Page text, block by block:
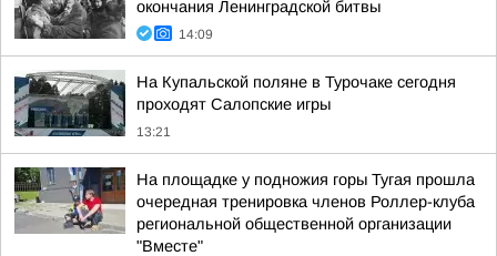
окончания Ленинградской битвы
14:09
На Купальской поляне в Турочаке сегодня
проходят Салопские игры
13:21
На площадке у подножия горы Тугая прошла
очередная тренировка членов Роллер-клуба
региональной общественной организации
"Вместе"